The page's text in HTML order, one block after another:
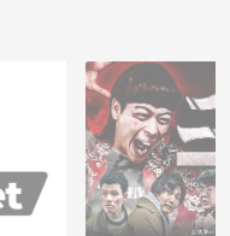
08/09 12:30 開